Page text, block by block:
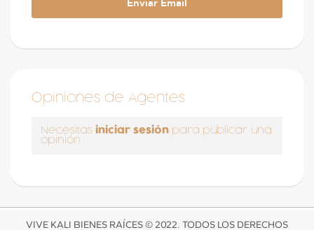
Opiniones de Agentes
Necesitas iniciar sesión para publicar una
opinión
VIVE KALI BIENES RAÍCES © 2022. TODOS LOS DERECHOS